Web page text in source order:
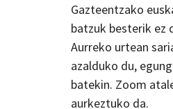
Gazteentzako
batzuk besterik ez
Aurreko urtean
azalduko du,
batekin. Zoom
aurkeztuko da.